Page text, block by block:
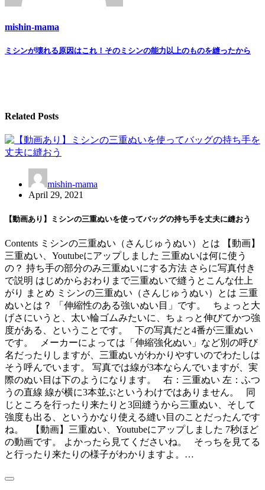
mishin-mama
Post
ミシンが壊れる原因はこれ！そのミシンの能力以上のものを縫ったから
Related Posts
mishin-mama
April 29, 2021
【動画あり】ミシンの三重ぬいを使ってバッグの持ち手を丈夫に縫おう
Contents ミシンの三重ぬい（さんじゅうぬい）とは 【動画】
三重ぬい、Youtubeにアップしました 三重ぬいは何に使う
の？ 持ち手の部分のみ三重ぬいにする方法 さらに写真付き
で説明 はじめからおわりまで三重ぬいで縫うとこんな仕上
がり まとめ ミシンの三重ぬい（さんじゅうぬい）とは 三重
ぬいとは？ 「伸縮性のある強いぬい目」です。 ちょっと大
げさにいうと、太い輪ゴムみたいに、ちょっと伸びてかつ強
度がある、ということです。 下の写真だと4番が三重ぬい
です。 メーカーによっては「伸縮強化ぬい」など別の呼び
名だったりしますが、三重ぬいがわかりやすいのでわたしは
そう呼んでいます。 写真では線が3本ならんでいますが、実
際のぬい目は下のようになります。 右：三重ぬい 左：ふつ
うの直線 線が横に3本並ぶというわけではありません。 同
じところを行ったり来たりと3回縫うから三重ぬい、そして
強度も出る、というかなり使える縫い目のことだったんです
ね。 【動画】三重ぬい、Youtubeにアップしました 7秒ほど
の動画です。 よかったら見てくださいね。 そっちを見てる
と行ったり来たりの様子がわかりますよ。…